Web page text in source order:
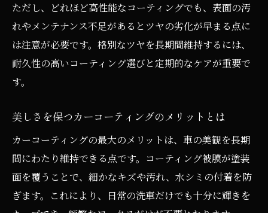
ただし、どれほど高性能なコーティングでも、表面の汚
れやメンテナンス不足があるとツヤの劣化が早まる点に
は注意が必要です。格別なツヤを長期間維持するには、
耐久性の高いコーティング選びと定期的なケアが重要で
す。
美しさを保つカーコーティングのメリットとは
カーコーティングの最大のメリットは、車の美観を長期
間にわたり維持できる点です。コーティング被膜が塗装
面を覆うことで、細かなキズや汚れ、水シミの付着を防
ぎます。これにより、日常の洗車だけでも十分に輝きを